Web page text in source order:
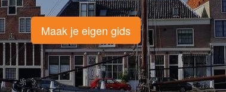
Maak je eigen gids